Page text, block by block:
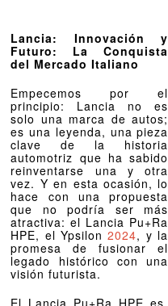
Lancia: Innovación y
Futuro: La Conquista
del Mercado Italiano
Empecemos por el
principio: Lancia no es
solo una marca de autos;
es una leyenda, una pieza
clave de la historia
automotriz que ha sabido
reinventarse una y otra
vez. Y en esta ocasión, lo
hace con una propuesta
que no podría ser más
atractiva: el Lancia Pu+Ra
HPE, el Ypsilon2024, y la
promesa de fusionar el
legado histórico con una
visión futurista.
El Lancia Pu+Ra HPE es,